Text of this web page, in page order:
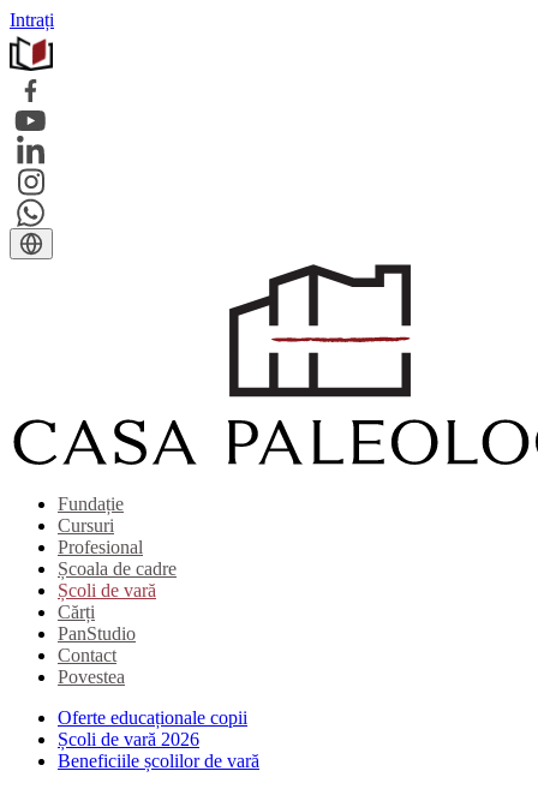
Intrați
Fundație
Cursuri
Profesional
Școala de cadre
Școli de vară
Cărți
PanStudio
Contact
Povestea
Oferte educaționale copii
Școli de vară 2026
Beneficiile școlilor de vară